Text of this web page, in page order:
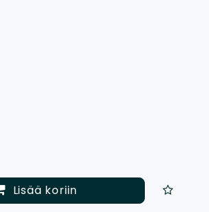
Lisää koriin